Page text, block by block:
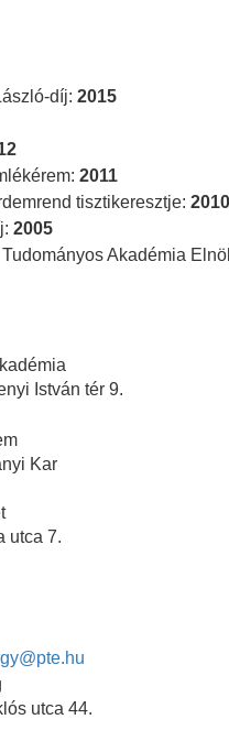
díj: 2015
2011
tisztikeresztje: 2010
2005
Akadémia
István tér 9.
Kar
utca 7.
utca 44.